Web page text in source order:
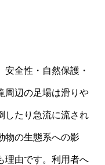
全性・自然保護・
周辺の足場は滑りや
したり急流に流され
物の生態系への影
理由です。利用者へ